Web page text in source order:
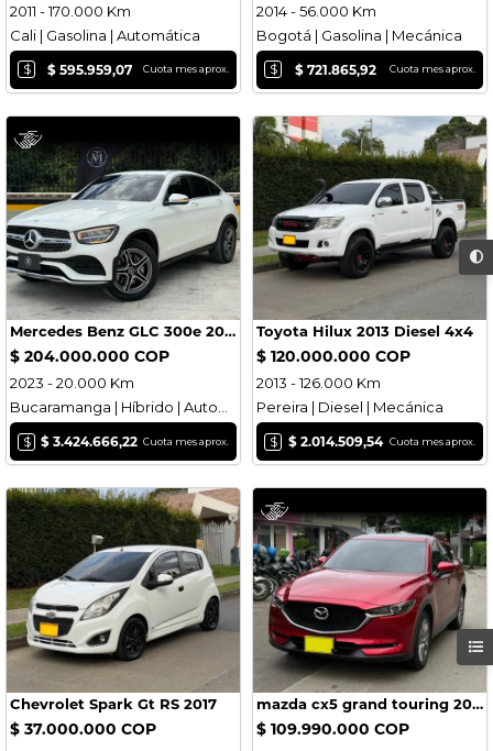
2011 - 170.000 Km
Cali | Gasolina | Automática
$ $ 595.959,07 Cuota mes aprox.
2014 - 56.000 Km
Bogotá | Gasolina | Mecánica
$ $ 721.865,92 Cuota mes aprox.
Mercedes Benz GLC 300e 2023
$ 204.000.000 COP
2023 - 20.000 Km
$ $ 3.424.666,22 Cuota mes aprox.
Toyota Hilux 2013 Diesel 4x4
$ 120.000.000 COP
2013 - 126.000 Km
Pereira | Diesel | Mecánica
$ $ 2.014.509,54 Cuota mes aprox.
Chevrolet Spark Gt RS 2017
$ 37.000.000 COP
mazda cx5 grand touring 2020
$ 109.990.000 COP